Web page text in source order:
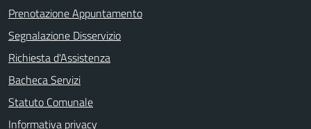
Prenotazione Appuntamento
Segnalazione Disservizio
Richiesta d'Assistenza
Bacheca Servizi
Statuto Comunale
Informativa privacy